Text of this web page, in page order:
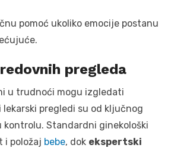
pomoć ukoliko emocije postanu
pregleda
u trudnoći mogu izgledati
lekarski pregledi su od ključnog
kontrolu. Standardni ginekološki
i položaj bebe, dok ekspertski